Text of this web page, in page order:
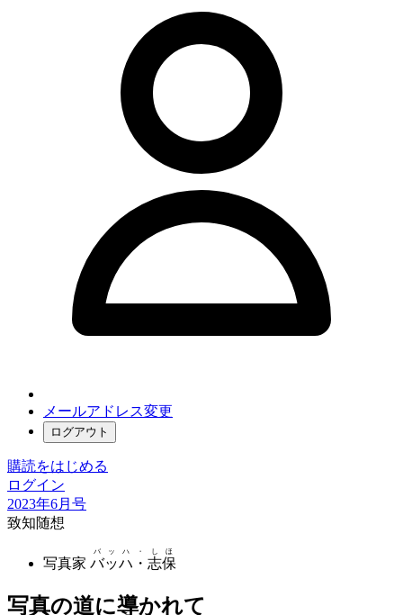
メールアドレス変更
ログアウト
購読をはじめる
ログイン
2023年6月号
致知随想
写真家 バッハ・志保
バッハ・しほ
写真の道に導かれて